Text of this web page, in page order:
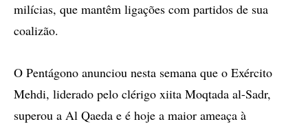
milícias, que mantêm ligações com partidos de sua
coalizão.
O Pentágono anunciou nesta semana que o Exército
Mehdi, liderado pelo clérigo xiita Moqtada al-Sadr,
superou a Al Qaeda e é hoje a maior ameaça à